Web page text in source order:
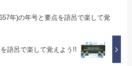
年)の年号と要点を語呂で楽して覚
語呂で楽して覚えよう!!